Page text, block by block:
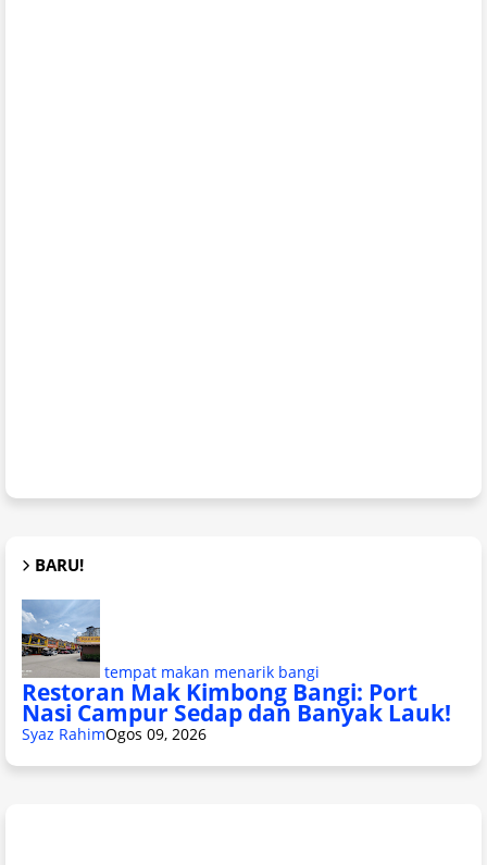
BARU!
tempat makan menarik bangi
Restoran Mak Kimbong Bangi: Port
Nasi Campur Sedap dan Banyak Lauk!
Syaz RahimOgos 09, 2026